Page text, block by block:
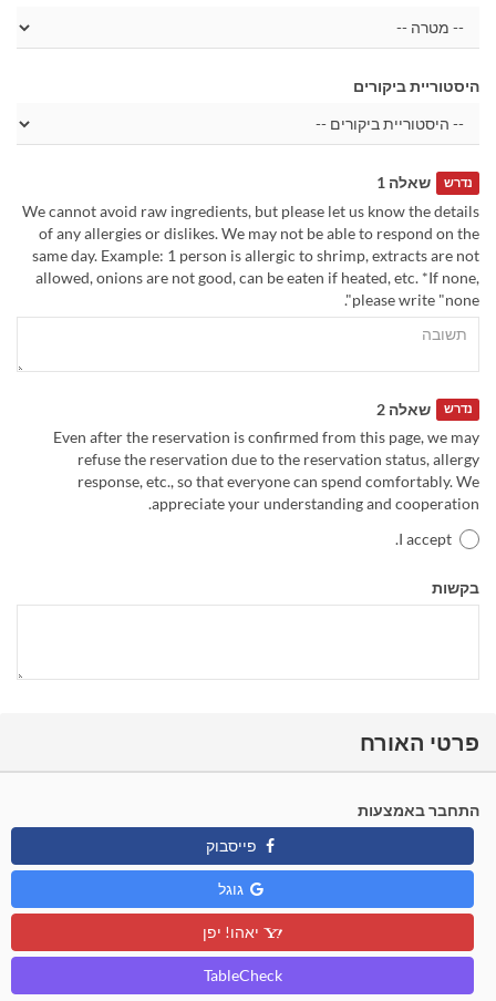
היסטוריית ביקורים
שאלה 1 נדרש
We cannot avoid raw ingredients, but please let us know the details
of any allergies or dislikes. We may not be able to respond on the
same day. Example: 1 person is allergic to shrimp, extracts are not
allowed, onions are not good, can be eaten if heated, etc. *If none,
please write "none".
שאלה 2 נדרש
Even after the reservation is confirmed from this page, we may
refuse the reservation due to the reservation status, allergy
response, etc., so that everyone can spend comfortably. We
appreciate your understanding and cooperation.
I accept.
בקשות
פרטי האורח
התחבר באמצעות
פייסבוק
גוגל
יאהו! יפן
TableCheck